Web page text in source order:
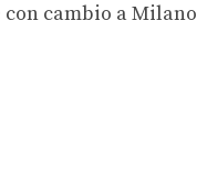
con cambio a Milano